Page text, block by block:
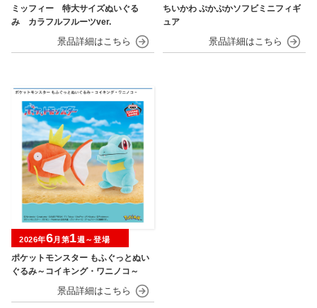
ミッフィー 特大サイズぬいぐる
み カラフルフルーツver.
ちいかわ ぷかぷかソフビミニフィギ
ュア
ポケットモンスター もふぐっとぬい
ぐるみ～コイキング・ワニノコ～
2026年6月第1週～登場